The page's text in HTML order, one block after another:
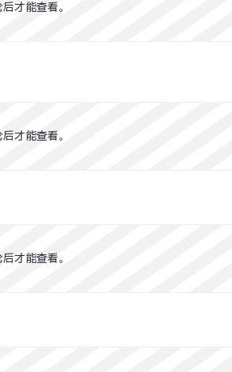
才能查看。
才能查看。
才能查看。